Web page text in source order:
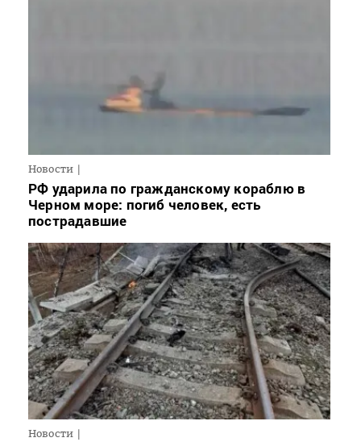
Новости
РФ ударила по гражданскому кораблю в
Черном море: погиб человек, есть
пострадавшие
Новости